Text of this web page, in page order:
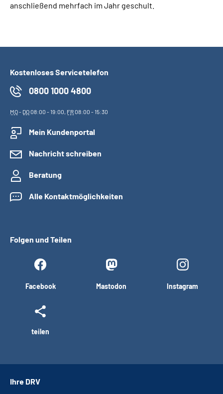
anschließend mehrfach im Jahr geschult.
Kostenloses Servicetelefon
0800 1000 4800
MO- DO08:00 - 19:00, FR08:00 - 15:30
Mein Kundenportal
Nachricht schreiben
Beratung
Alle Kontaktmöglichkeiten
Folgen und Teilen
Facebook Mastodon Instagram
teilen
Ihre DRV